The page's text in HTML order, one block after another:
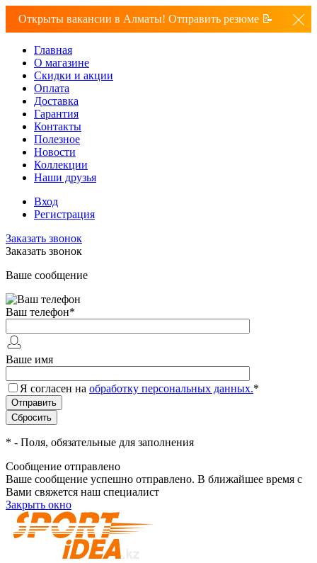
Открыты вакансии в Алматы! Отправить резюме 📝
Главная
О магазине
Скидки и акции
Оплата
Доставка
Гарантия
Контакты
Полезное
Новости
Коллекции
Наши друзья
Вход
Регистрация
Заказать звонок
Заказать звонок
Ваше сообщение
Ваш телефон*
Ваше имя
Я согласен на обработку персональных данных.*
* - Поля, обязательные для заполнения
Сообщение отправлено
Ваше сообщение успешно отправлено. В ближайшее время с
Вами свяжется наш специалист
Закрыть окно